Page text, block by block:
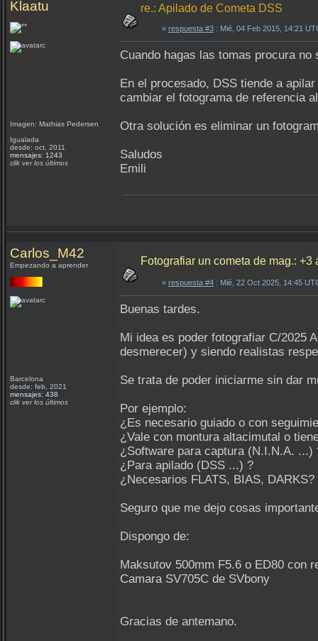
Klaatu
Imagen: Mathias Pedersen
Igualada
desde: oct, 2011
mensajes: 1243
clik ver los últimos
re.: Apilado de Cometa DSS
« respuesta #3 : Mié, 04 Feb 2015, 14:21
Cuando hagas las tomas procura
En el procesado, DSS tiende a
cambiar el fotograma de referencia
Otra solución es eliminar un
Saludos
Emili
Carlos_M42
Empezando a aprender
Barcelona
desde: feb, 2021
mensajes: 438
clik ver los últimos
Fotografiar un cometa de mag.: +3
« respuesta #4 : Mié, 22 Oct 2025, 14:45
Buenas tardes.
Mi idea es poder fotografiar C/2025
desmerecer) y siendo realistas
Se trata de poder iniciarme sin dar
Por ejemplo:
¿Es necesario guiado o con
¿Vale con montura altacimutal o
¿Software para captura (N.I.N.A. ...)
¿Para apilado (DSS ...) ?
¿Necesarios FLATS, BIAS, DARKS?
Seguro que me dejo cosas
Dispongo de:
Maksutov 500mm F5.6 o ED80 con
Camara SV705C de SVbony
Gracias de antemano.